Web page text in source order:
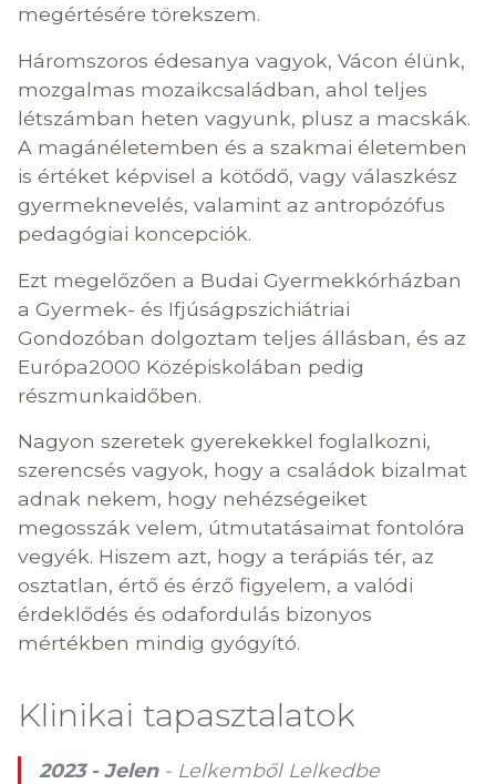
megértésére törekszem.
Háromszoros édesanya vagyok, Vácon élünk,
mozgalmas mozaikcsaládban, ahol teljes
létszámban heten vagyunk, plusz a macskák.
A magánéletemben és a szakmai életemben
is értéket képvisel a kötődő, vagy válaszkész
gyermeknevelés, valamint az antropózófus
pedagógiai koncepciók.
Ezt megelőzően a Budai Gyermekkórházban
a Gyermek- és Ifjúságpszichiátriai
Gondozóban dolgoztam teljes állásban, és az
Európa2000 Középiskolában pedig
részmunkaidőben.
Nagyon szeretek gyerekekkel foglalkozni,
szerencsés vagyok, hogy a családok bizalmat
adnak nekem, hogy nehézségeiket
megosszák velem, útmutatásaimat fontolóra
vegyék. Hiszem azt, hogy a terápiás tér, az
osztatlan, értő és érző figyelem, a valódi
érdeklődés és odafordulás bizonyos
mértékben mindig gyógyító.
Klinikai tapasztalatok
2023 - Jelen- Lelkemből Lelkedbe